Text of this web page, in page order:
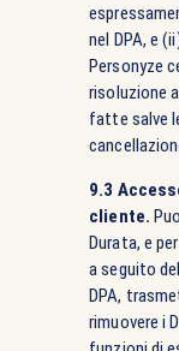
nel DPA, e
Personyze
risoluzione
fatte salve
9.3
cliente.
Durata, e
a seguito
DPA,
rimuovere i